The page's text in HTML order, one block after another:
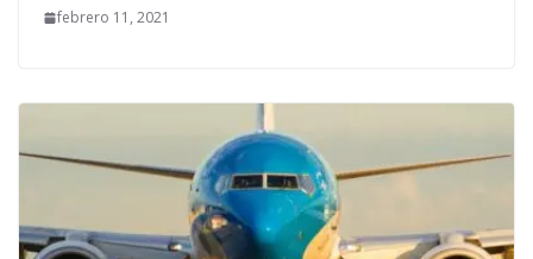
febrero 11, 2021